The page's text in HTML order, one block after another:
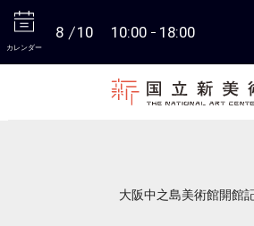
カレンダー
8 10 10:00 18:00
大阪中之島美術館開館